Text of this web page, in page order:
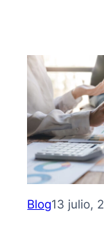
o
Blog13 julio,